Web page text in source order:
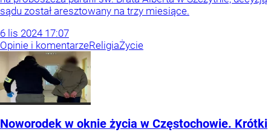
sądu został aresztowany na trzy miesiące.
6 lis 2024 17:07
Opinie i komentarzeReligiaŻycie
Noworodek w oknie życia w Częstochowie. Krótki